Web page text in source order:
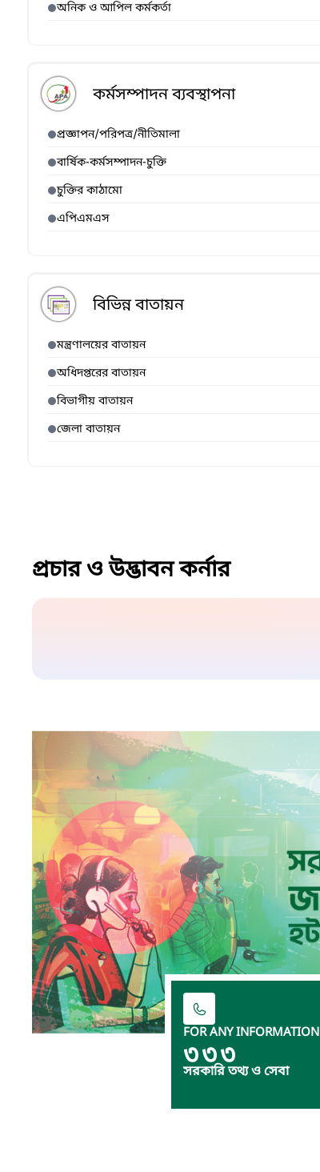
অনিক ও আপিল কর্মকর্তা
কর্মসম্পাদন ব্যবস্থাপনা
প্রজ্ঞাপন/পরিপত্র/নীতিমালা
বার্ষিক-কর্মসম্পাদন-চুক্তি
চুক্তির কাঠামো
এপিএমএস
বিভিন্ন বাতায়ন
মন্ত্রণালয়ের বাতায়ন
অধিদপ্তরের বাতায়ন
বিভাগীয় বাতায়ন
জেলা বাতায়ন
প্রচার ও উদ্ভাবন কর্নার
FOR ANY INFORMATION
৩৩৩
সরকারি তথ্য ও সেবা